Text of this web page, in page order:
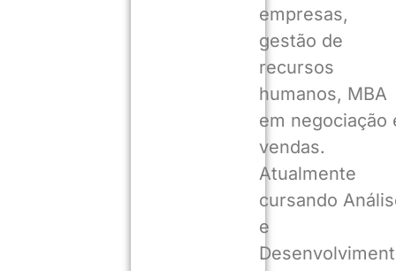
empresas,
gestão de
recursos
humanos, MBA
em negociação
vendas.
Atualmente
cursando
e